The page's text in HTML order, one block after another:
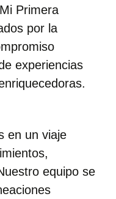
Primera
por la
experiencias
en un viaje
equipo se